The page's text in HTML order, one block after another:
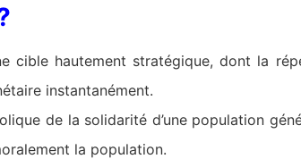
cible hautement stratégique, dont la
instantanément.
de la solidarité d’une population
la population.